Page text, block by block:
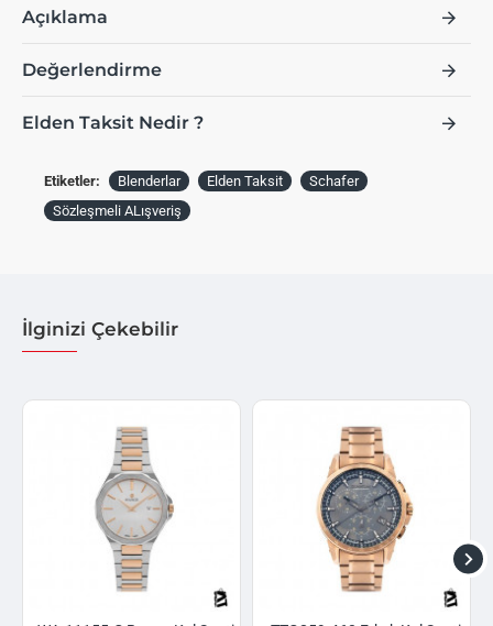
Açıklama
Değerlendirme
Elden Taksit Nedir ?
Etiketler: Blenderlar Elden Taksit
Schafer
Sözleşmeli ALışveriş
İlginizi Çekebilir